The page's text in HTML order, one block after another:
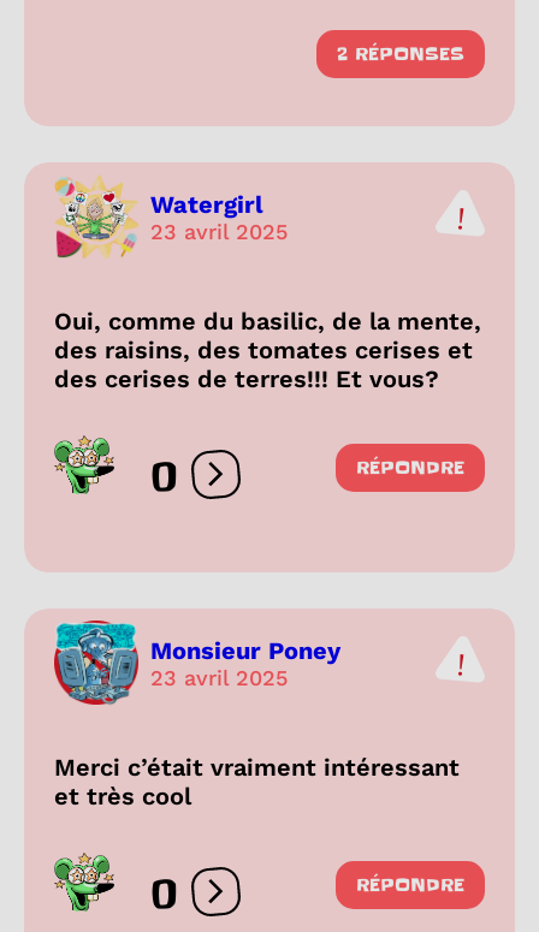
2 RÉPONSES
Watergirl
23 avril 2025
Oui, comme du basilic, de la mente,
des raisins, des tomates cerises et
des cerises de terres!!! Et vous?
0 Ouvrir les réactions
RÉPONDRE
Monsieur Poney
23 avril 2025
Merci c’était vraiment intéressant
et très cool
0 Ouvrir les réactions
RÉPONDRE